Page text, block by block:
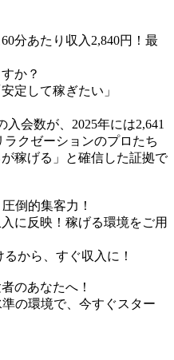
分あたり収入2,840円！最
か？
定して稼ぎたい」
入会数が、2025年には2,641
クゼーションのプロたち
稼げる」と確信した証拠で
倒的集客力！
に反映！稼げる環境をご用
から、すぐ収入に！
のあなたへ！
の環境で、今すぐスター